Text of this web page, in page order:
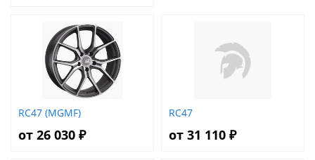
RC47 (MGMF)
от 26 030 ₽
RC47
от 31 110 ₽